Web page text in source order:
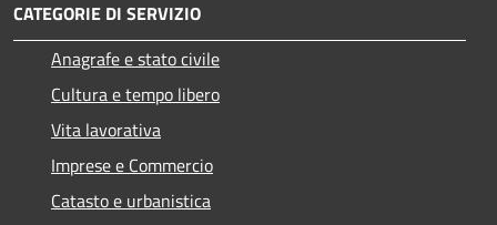
CATEGORIE DI SERVIZIO
Anagrafe e stato civile
Cultura e tempo libero
Vita lavorativa
Imprese e Commercio
Catasto e urbanistica